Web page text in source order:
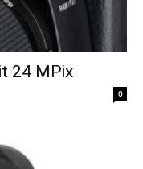
24 MPix
0